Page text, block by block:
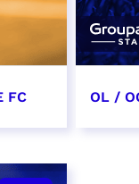
FC OL /